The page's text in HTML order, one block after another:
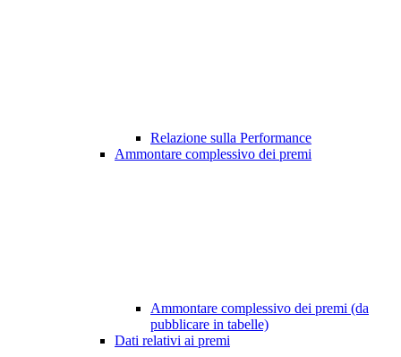
Relazione sulla Performance
Ammontare complessivo dei premi
Ammontare complessivo dei premi (da
pubblicare in tabelle)
Dati relativi ai premi